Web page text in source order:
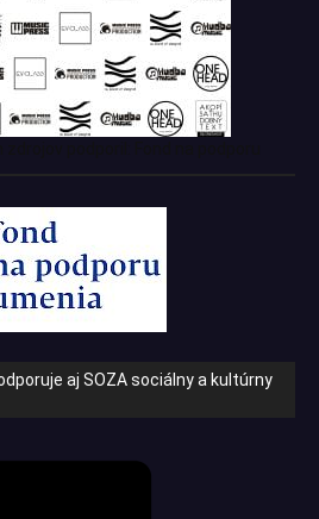
aj SOZA sociálny a kultúrny